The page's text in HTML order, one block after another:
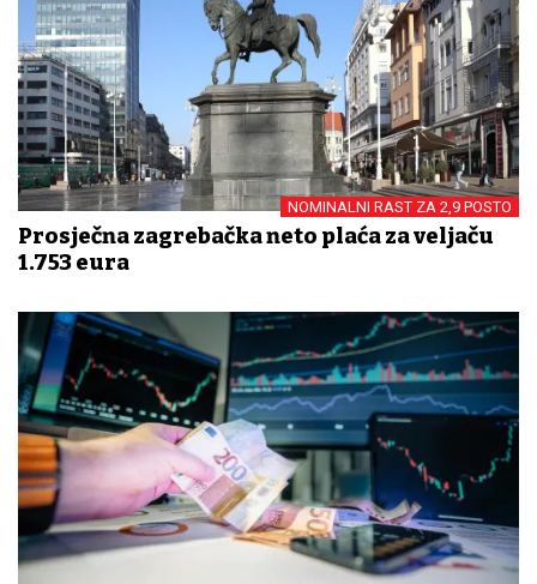
NOMINALNI RAST ZA 2,9 POSTO
Prosječna zagrebačka neto plaća za veljaču
1.753 eura